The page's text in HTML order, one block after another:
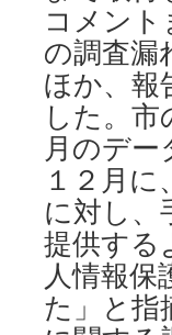
コメン
の調査漏
ほか、報
した。
月のデ
１２月
に対し、
提供する
人情報保
た」と指